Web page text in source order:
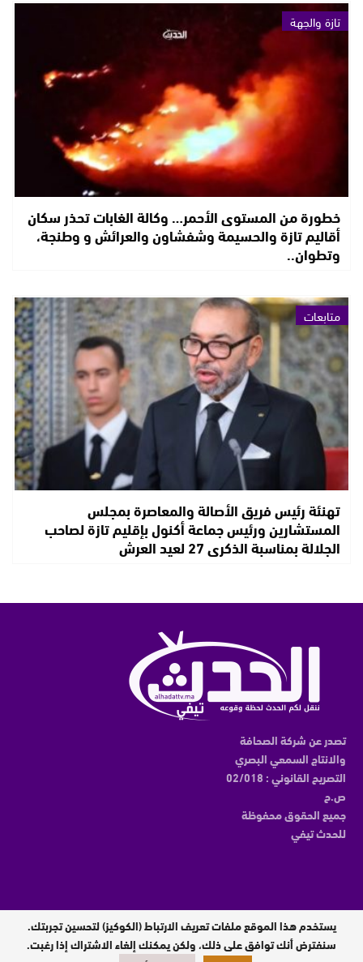
تازة والجهة
خطورة من المستوى الأحمر… وكالة الغابات تحذر سكان
أقاليم تازة والحسيمة وشفشاون والعرائش و وطنجة،
وتطوان..
متابعات
تهنئة رئيس فريق الأصالة والمعاصرة بمجلس
المستشارين ورئيس جماعة أكنول بإقليم تازة لصاحب
الجلالة بمناسبة الذكرى 27 لعيد العرش
تصدر عن شركة الصحافة
والانتاج السمعي البصري
التصريح القانوني : 02/018
ص.ح
جميع الحقوق محفوظة
للحدث تيفي
مدير النشر : عبدالقادر الوالي
يستخدم هذا الموقع ملفات تعريف الارتباط (الكوكيز) لتحسين تجربتك.
سنفترض أنك توافق على ذلك، ولكن يمكنك إلغاء الاشتراك إذا رغبت.